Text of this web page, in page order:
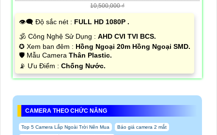
10,500,000 ₫
👁️‍🗨 Độ sắc nét : FULL HD 1080P .
🕉️ Công Nghệ Sử Dụng : AHD CVI TVI BCS.
✪ Xem ban đêm : Hồng Ngoại 20m Hồng Ngoại SMD.
🛡 Mẫu Camera Thân Plastic.
️📡 Ưu Điểm : Chống Nước.
CAMERA THEO CHỨC NĂNG
Top 5 Camera Lắp Ngoài Trời Nên Mua Báo giá camera 2 mắt